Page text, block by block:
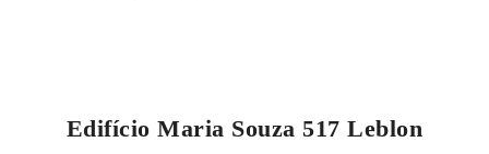
Edifício Maria Souza 517 Leblon